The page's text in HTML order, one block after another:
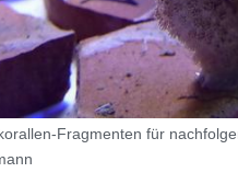
Fragmenten für